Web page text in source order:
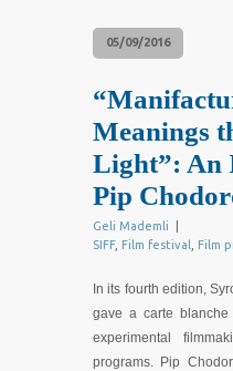
05/09/2016
Meanings
Light”: An
Pip
Geli Mademli
SIFF, Film festival Film
In its fourth edition,
gave a carte
experimental
programs. Pip